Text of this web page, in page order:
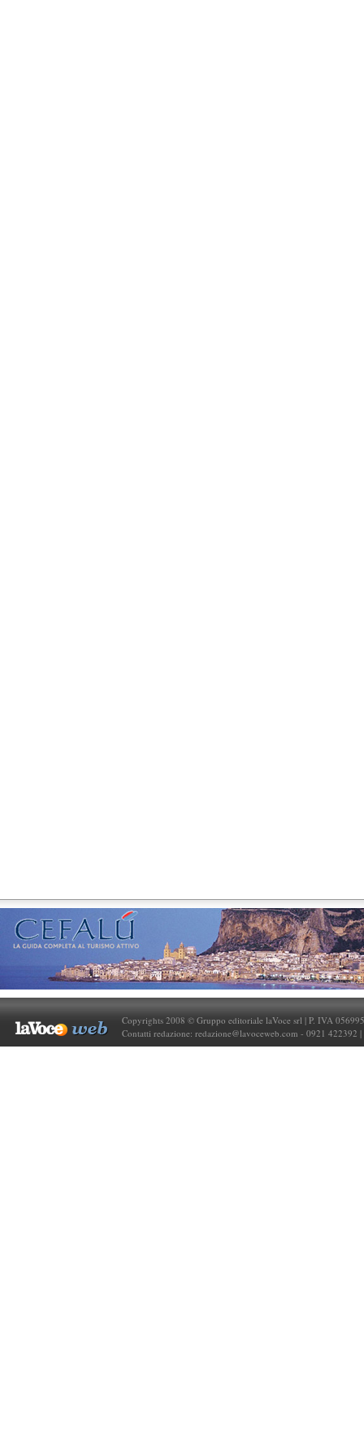
Copyrights 2008 © Gruppo editoriale laVoce srl | P. IVA
Contatti redazione: redazione@lavoceweb.com - 0921 422392 |